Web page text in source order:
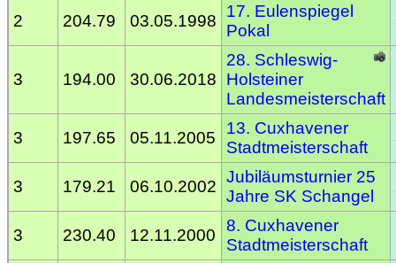
2 204.79 03.05.1998
17. Eulenspiegel
Pokal
3 194.00 30.06.2018
28. Schleswig-
Holsteiner
Landesmeisterschaft
3 197.65 05.11.2005
13. Cuxhavener
Stadtmeisterschaft
3 179.21 06.10.2002
Jubiläumsturnier 25
Jahre SK Schangel
3 230.40 12.11.2000
8. Cuxhavener
Stadtmeisterschaft